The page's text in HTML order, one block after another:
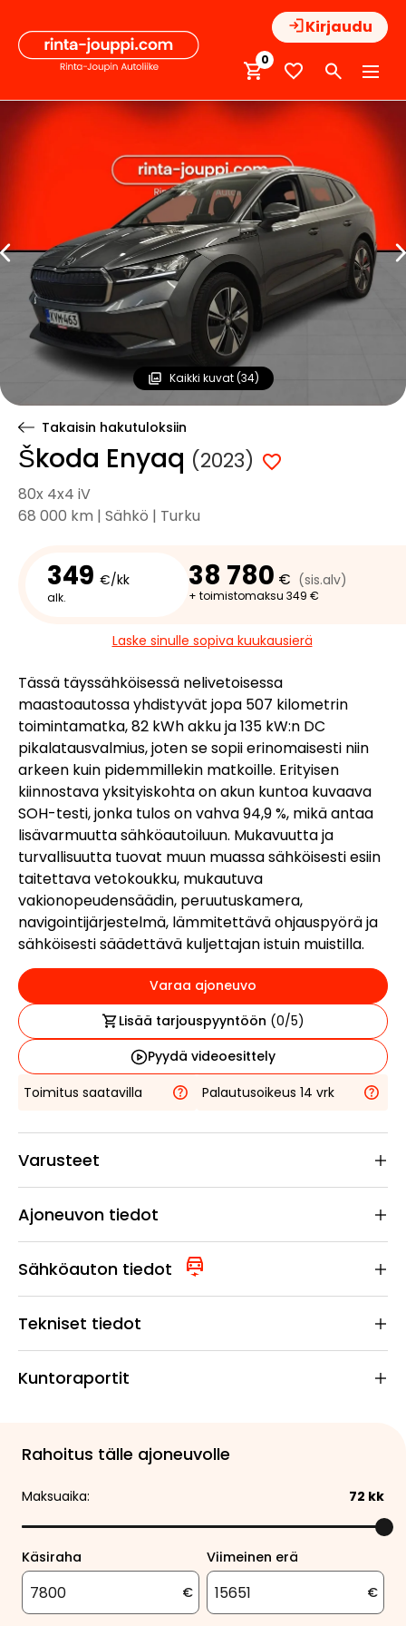
sisältöön
Kirjaudu
0
Kaikki kuvat (34)
Takaisin hakutuloksiin
Škoda Enyaq (2023)
80x 4x4 iV
68 000 km | Sähkö | Turku
349 €/kk
alk.
38 780 € (sis.alv)
+ toimistomaksu 349 €
Laske sinulle sopiva kuukausierä
Tässä täyssähköisessä nelivetoisessa
maastoautossa yhdistyvät jopa 507 kilometrin
toimintamatka, 82 kWh akku ja 135 kW:n DC
pikalatausvalmius, joten se sopii erinomaisesti niin
arkeen kuin pidemmillekin matkoille. Erityisen
kiinnostava yksityiskohta on akun kuntoa kuvaava
SOH-testi, jonka tulos on vahva 94,9 %, mikä antaa
lisävarmuutta sähköautoiluun. Mukavuutta ja
turvallisuutta tuovat muun muassa sähköisesti esiin
taitettava vetokoukku, mukautuva
vakionopeudensäädin, peruutuskamera,
navigointijärjestelmä, lämmitettävä ohjauspyörä ja
sähköisesti säädettävä kuljettajan istuin muistilla.
Varaa ajoneuvo
Lisää tarjouspyyntöön (0/5)
Pyydä videoesittely
Toimitus saatavilla
Palautusoikeus 14 vrk
Varusteet
Ajoneuvon tiedot
Sähköauton tiedot
Tekniset tiedot
Kuntoraportit
Rahoitus tälle ajoneuvolle
Maksuaika: 72 kk
Käsiraha
€
Viimeinen erä
€